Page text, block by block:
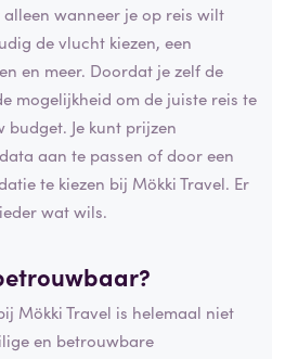
alleen wanneer je op reis wilt
de vlucht kiezen, een
en meer. Doordat je zelf de
mogelijkheid om de juiste reis te
Je kunt prijzen
aan te passen of door een
te kiezen bij Mökki Travel. Er
wat wils.
?
Mökki Travel is helemaal niet
en betrouwbare